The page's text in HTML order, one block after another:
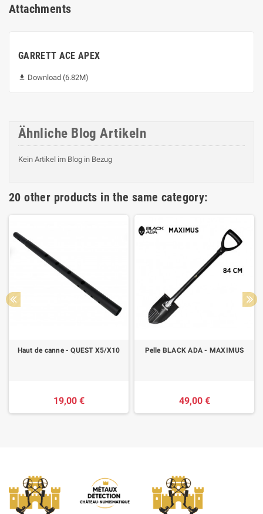
Attachments
GARRETT ACE APEX
 Download (6.82M)
Ähnliche Blog Artikeln
Kein Artikel im Blog in Bezug
20 other products in the same category:
Haut de canne - QUEST X5/X10
19,00 €
Pelle BLACK ADA - MAXIMUS
49,00 €